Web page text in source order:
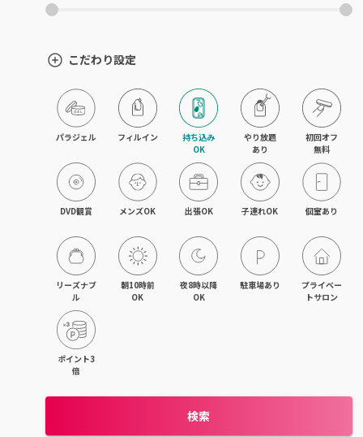
下北沢・代々木上原
目黒・戸越・武蔵小山
北千住・町屋・亀有
錦糸町・小岩・青砥
吉祥寺・荻窪・三鷹
立川・国立・国分寺
八王子・日野・昭島
日暮里・駒込・千駄木
こだわり設定
パラジェル フィルイン
持ち込み
OK
やり放題
あり
初回オフ
無料
DVD観賞 メンズOK 出張OK 子連れOK 個室あり
リーズナブ
ル
朝10時前
OK
夜8時以降
OK
駐車場あり
プライベー
トサロン
ポイント3
倍
検索